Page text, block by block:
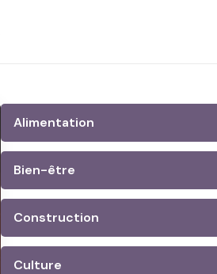
Alimentation
Bien-être
Construction
Culture